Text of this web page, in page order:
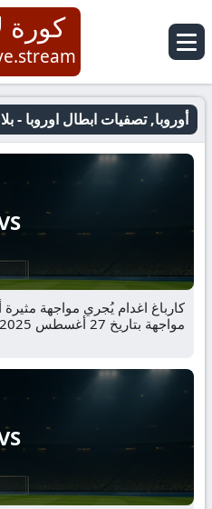
كورة
أوروبا, تصفيات ابطال اوروبا -
كارباغ اغدام يُجري مواجهة
مواجهة بتاريخ 27 أغسطس 2025